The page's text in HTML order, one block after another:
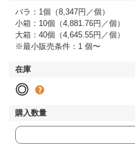
バラ：1個（8,347円／個）
小箱：10個（4,881.76円／個）
大箱：40個（4,645.55円／個）
※最小販売条件：1 個〜
◎